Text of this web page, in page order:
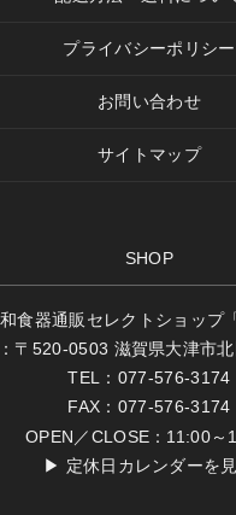
プライバシーポリシー
お問い合わせ
サイトマップ
SHOP
和食器通販セレクトショップ
〒520-0503 滋賀県大津市
TEL：077-576-3174
FAX：077-576-3174
OPEN／CLOSE：11:00～
▶ 定休日カレンダーを